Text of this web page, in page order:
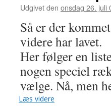
Udgivet den onsdag 26. juli
Så er der
videre har lavet.
Her følger en
nogen speciel
vælge. Nå, men
Læs videre